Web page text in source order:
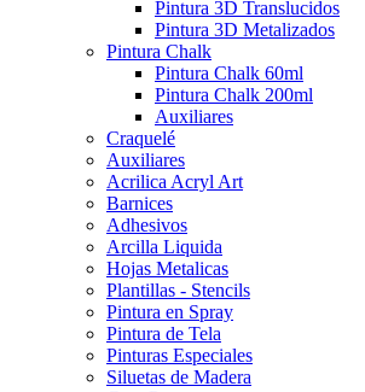
Pintura 3D Translucidos
Pintura 3D Metalizados
Pintura Chalk
Pintura Chalk 60ml
Pintura Chalk 200ml
Auxiliares
Craquelé
Auxiliares
Acrilica Acryl Art
Barnices
Adhesivos
Arcilla Liquida
Hojas Metalicas
Plantillas - Stencils
Pintura en Spray
Pintura de Tela
Pinturas Especiales
Siluetas de Madera